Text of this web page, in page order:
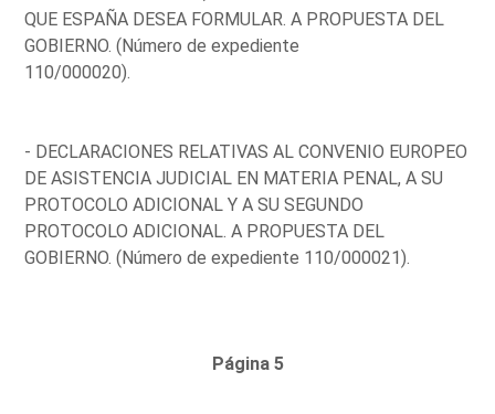
QUE ESPAÑA DESEA FORMULAR. A PROPUESTA DEL
GOBIERNO. (Número de expediente
110/000020).
- DECLARACIONES RELATIVAS AL CONVENIO EUROPEO
DE ASISTENCIA JUDICIAL EN MATERIA PENAL, A SU
PROTOCOLO ADICIONAL Y A SU SEGUNDO
PROTOCOLO ADICIONAL. A PROPUESTA DEL
GOBIERNO. (Número de expediente 110/000021).
Página 5